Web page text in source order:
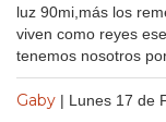
luz 90mi,más los
viven como reyes
tenemos nosotros
Gaby | Lunes 17 de